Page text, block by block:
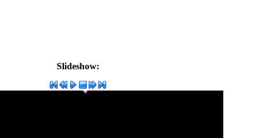
Slideshow: